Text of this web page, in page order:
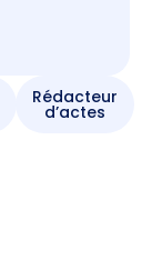
Rédacteur
d’actes